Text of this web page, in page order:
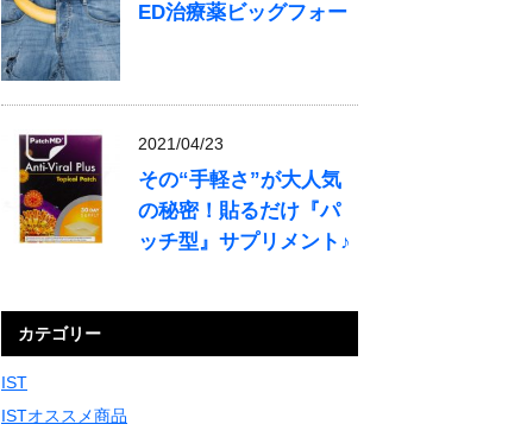
ED治療薬ビッグフォー
2021/04/23
その“手軽さ”が大人気
の秘密！貼るだけ『パ
ッチ型』サプリメント♪
カテゴリー
IST
ISTオススメ商品